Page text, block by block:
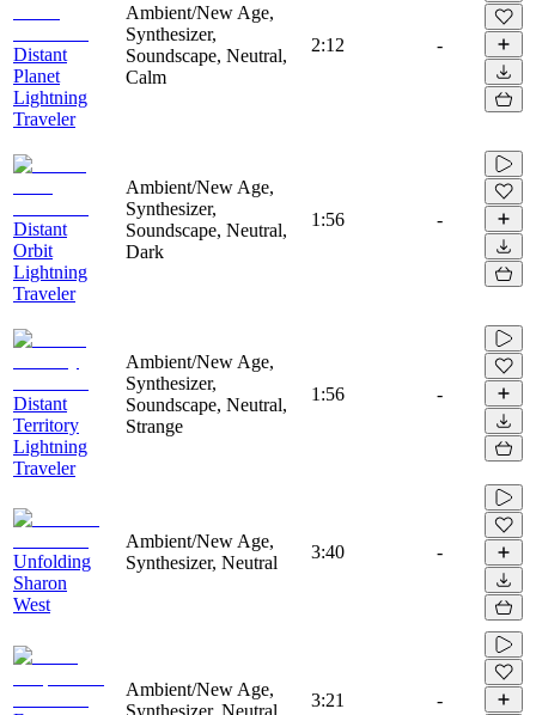
Distant
Planet
Lightning
Traveler
Ambient/New Age,
Synthesizer,
Soundscape, Neutral,
Calm
2:12 -
Distant
Orbit
Lightning
Traveler
Ambient/New Age,
Synthesizer,
Soundscape, Neutral,
Dark
1:56 -
Distant
Territory
Lightning
Traveler
Ambient/New Age,
Synthesizer,
Soundscape, Neutral,
Strange
1:56 -
Unfolding
Sharon
West
Ambient/New Age,
Synthesizer, Neutral
3:40 -
Ambient/New Age,
Synthesizer, Neutral
3:21 -